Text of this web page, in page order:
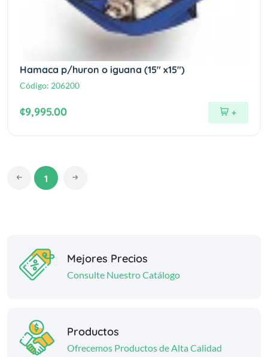
Hamaca p/huron o iguana (15" x15")
Código: 206200
¢9,995.00 +
1
Mejores Precios
Consulte Nuestro Catálogo
Productos
Ofrecemos Productos de Alta Calidad